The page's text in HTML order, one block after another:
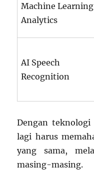
Machine Learning
Analytics
AI Speech
Recognition
Dengan
lagi harus
yang sama,
masing-masing.